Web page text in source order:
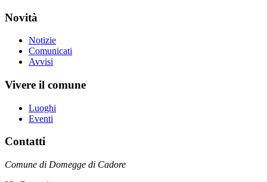
Novità
Notizie
Comunicati
Avvisi
Vivere il comune
Luoghi
Eventi
Contatti
Comune di Domegge di Cadore